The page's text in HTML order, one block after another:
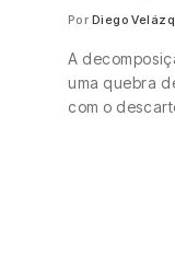
Por Diego
A
uma quebra
com o